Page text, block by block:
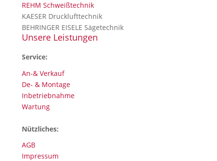
REHM Schweißtechnik
KAESER Drucklufttechnik
BEHRINGER EISELE Sägetechnik
Unsere Leistungen
Service:
An-& Verkauf
De- & Montage
Inbetriebnahme
Wartung
Nützliches:
AGB
Impressum